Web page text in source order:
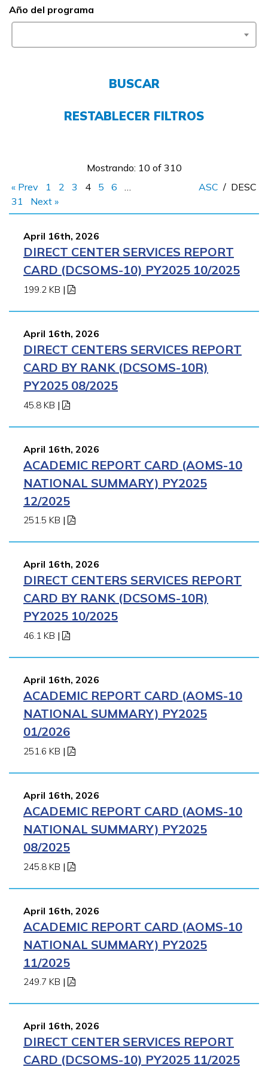
FAQs
Año del programa
BUSCAR
RESTABLECER FILTROS
Mostrando: 10 of 310
« Prev
1 2 3 4 5 6
…
31
Next »
ASC / DESC
April 16th, 2026
DIRECT CENTER SERVICES REPORT
CARD (DCSOMS-10) PY2025 10/2025
199.2 KB |
April 16th, 2026
DIRECT CENTERS SERVICES REPORT
CARD BY RANK (DCSOMS-10R)
PY2025 08/2025
45.8 KB |
April 16th, 2026
ACADEMIC REPORT CARD (AOMS-10
NATIONAL SUMMARY) PY2025
12/2025
251.5 KB |
April 16th, 2026
DIRECT CENTERS SERVICES REPORT
CARD BY RANK (DCSOMS-10R)
PY2025 10/2025
46.1 KB |
April 16th, 2026
ACADEMIC REPORT CARD (AOMS-10
NATIONAL SUMMARY) PY2025
01/2026
251.6 KB |
April 16th, 2026
ACADEMIC REPORT CARD (AOMS-10
NATIONAL SUMMARY) PY2025
08/2025
245.8 KB |
April 16th, 2026
ACADEMIC REPORT CARD (AOMS-10
NATIONAL SUMMARY) PY2025
11/2025
249.7 KB |
April 16th, 2026
DIRECT CENTER SERVICES REPORT
CARD (DCSOMS-10) PY2025 11/2025